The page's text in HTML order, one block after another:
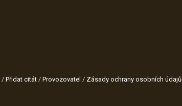
/ Přidat citát / Provozovatel / Zásady ochrany osobních údajů